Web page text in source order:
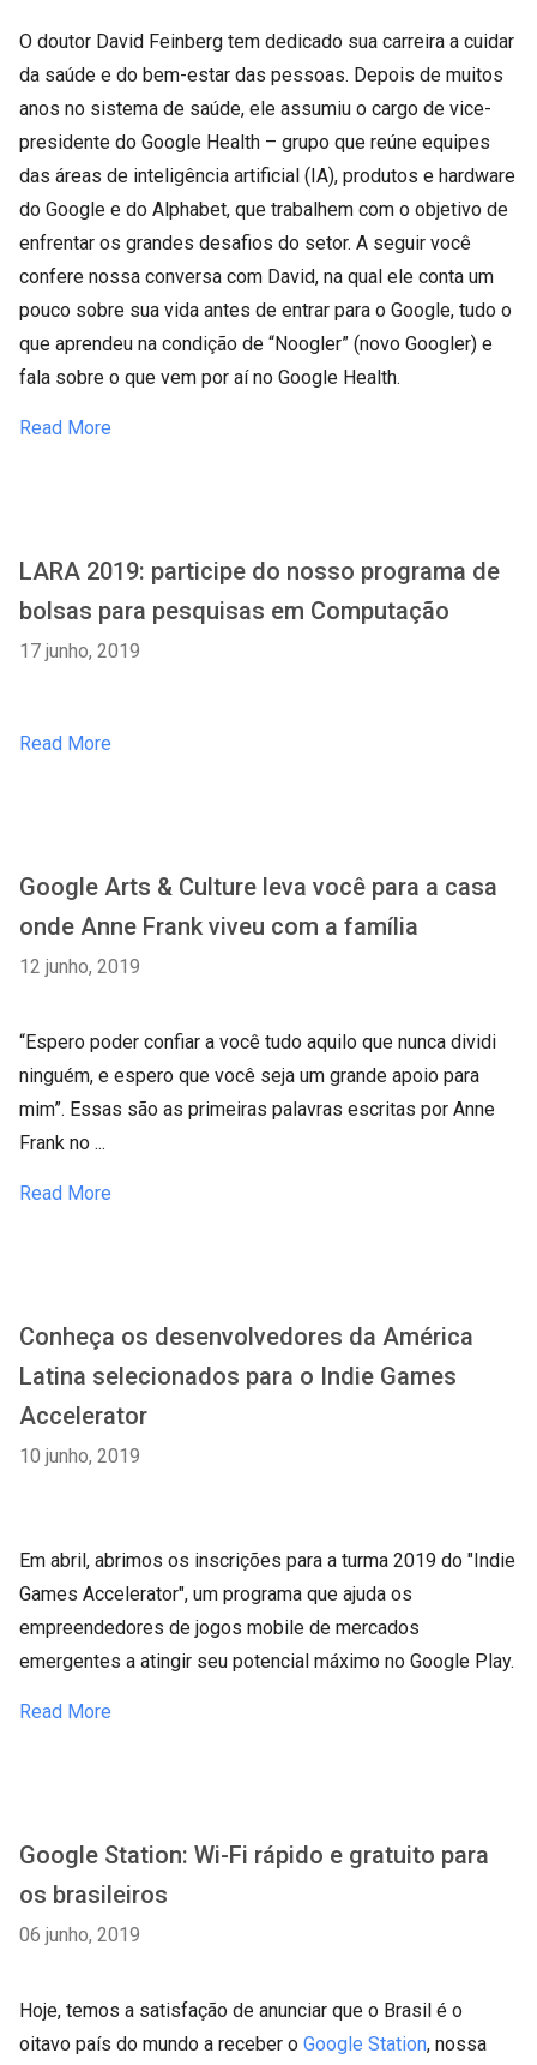
O doutor David Feinberg tem dedicado sua carreira a cuidar
da saúde e do bem-estar das pessoas. Depois de muitos
anos no sistema de saúde, ele assumiu o cargo de vice-
presidente do Google Health – grupo que reúne equipes
das áreas de inteligência artificial (IA), produtos e hardware
do Google e do Alphabet, que trabalhem com o objetivo de
enfrentar os grandes desafios do setor. A seguir você
confere nossa conversa com David, na qual ele conta um
pouco sobre sua vida antes de entrar para o Google, tudo o
que aprendeu na condição de “Noogler” (novo Googler) e
fala sobre o que vem por aí no Google Health.
Read More
LARA 2019: participe do nosso programa de
bolsas para pesquisas em Computação
17 junho, 2019
Read More
Google Arts & Culture leva você para a casa
onde Anne Frank viveu com a família
12 junho, 2019
“Espero poder confiar a você tudo aquilo que nunca dividi
ninguém, e espero que você seja um grande apoio para
mim”. Essas são as primeiras palavras escritas por Anne
Frank no ...
Read More
Conheça os desenvolvedores da América
Latina selecionados para o Indie Games
Accelerator
10 junho, 2019
Em abril, abrimos os inscrições para a turma 2019 do "Indie
Games Accelerator", um programa que ajuda os
empreendedores de jogos mobile de mercados
emergentes a atingir seu potencial máximo no Google Play.
Read More
Google Station: Wi-Fi rápido e gratuito para
os brasileiros
06 junho, 2019
Hoje, temos a satisfação de anunciar que o Brasil é o
oitavo país do mundo a receber o Google Station, nossa